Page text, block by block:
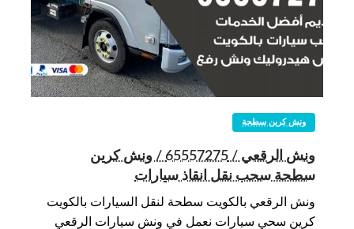
ونش كرين سطحة
ونش الرقعي / 65557275 / ونش كرين
سطحة سحب نقل انقاذ سيارات
ونش الرقعي بالكويت سطحة لنقل السيارات بالكويت
كرين سحي سيارات نعمل في ونش سيارات الرقعي